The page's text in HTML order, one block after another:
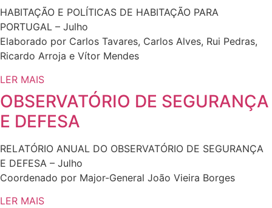
HABITAÇÃO E POLÍTICAS DE HABITAÇÃO PARA
PORTUGAL – Julho
Elaborado por Carlos Tavares, Carlos Alves, Rui Pedras,
Ricardo Arroja e Vítor Mendes
LER MAIS
OBSERVATÓRIO DE SEGURANÇA
E DEFESA
RELATÓRIO ANUAL DO OBSERVATÓRIO DE SEGURANÇA
E DEFESA – Julho
Coordenado por Major-General João Vieira Borges
LER MAIS